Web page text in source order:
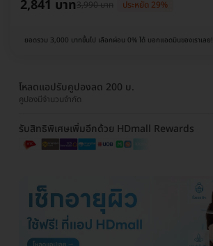
2,841 บาท3,990 บาท ประหยัด 29%
ยอดรวม 3,000 บาทขึ้นไป เลือกผ่อน 0% ได้ บอกแอดมินของเราเลย!
โหลดแอปรับคูปองลด 200 บ.
คูปองมีจำนวนจำกัด
รับสิทธิพิเศษเพิ่มอีกด้วย HDmall Rewards